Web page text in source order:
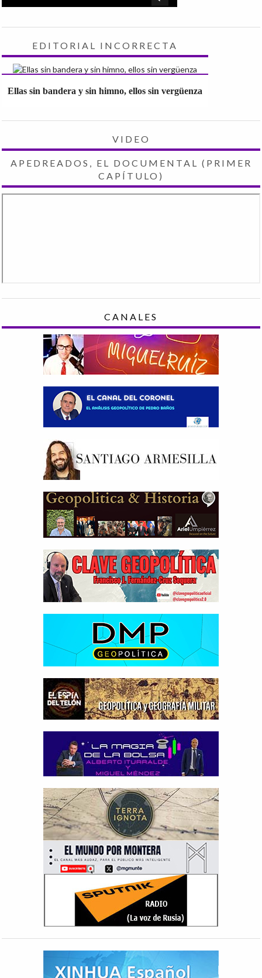
EDITORIAL INCORRECTA
Ellas sin bandera y sin himno, ellos sin vergüenza
VIDEO
APEDREADOS, EL DOCUMENTAL (PRIMER
CAPÍTULO)
CANALES